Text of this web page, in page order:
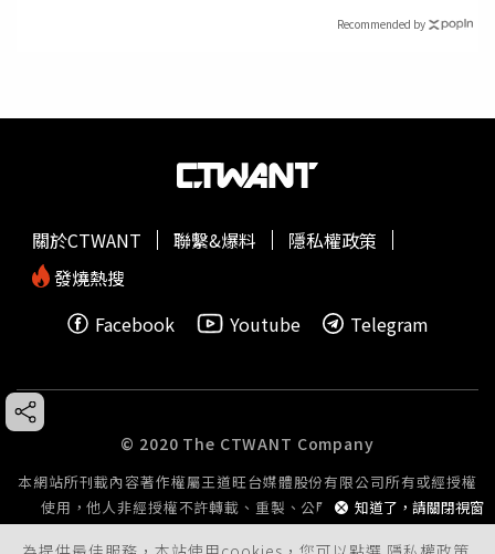
Recommended by
知道了，請關閉視窗
關於CTWANT 聯繫&爆料
隱私權政策
發燒熱搜
Facebook
Youtube Telegram
© 2020 The CTWANT Company
本網站所刊載內容著作權屬王道旺台媒體股份有限公司所有或經授權
使用，他人非經授權不許轉載、重製、公開播送或公開傳輸。